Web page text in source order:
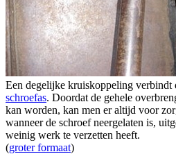
Een degelijke kruiskoppeling verbindt
schroefas. Doordat de gehele
kan worden, kan men er altijd voor
wanneer de schroef neergelaten is,
weinig werk te verzetten heeft.
(groter formaat)